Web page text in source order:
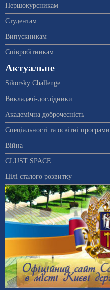
Першокурсникам
Студентам
Випускникам
Співробітникам
Актуальне
Sikorsky Challenge
Викладачі-дослідники
Академічна доброчесність
Спеціальності та освітні програми
Війна
CLUST SPACE
Цілі сталого розвитку